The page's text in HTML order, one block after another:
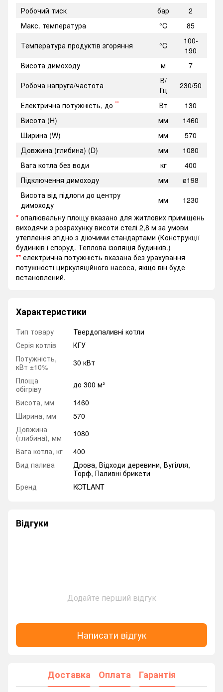
Робочий тиск
бар
2
Макс. температура
°C
85
Температура продуктів згоряння
°C
100-
190
Висота димоходу
м
7
Робоча напруга/частота
В/
Гц
230/50
Електрична потужність, до ** Вт
130
Висота (H)
мм
1460
Ширина (W)
мм
570
Довжина (глибина) (D)
мм
1080
Вага котла без води
кг
400
Підключення димоходу
мм
ø198
Висота від підлоги до центру
димоходу
мм
1230
* опалювальну площу вказано для житлових приміщень
виходячи з розрахунку висоти стелі 2,8 м за умови
утеплення згідно з діючими стандартами (Конструкції
будинків і споруд. Теплова ізоляція будинків.)
** електрична потужність вказана без урахування
потужності циркуляційного насоса, якщо він буде
встановлений.
Характеристики
Тип товару
Твердопаливні котли
Серія котлів
КГУ
Потужність,
кВт ±10%
30 кВт
Площа
обігріву
до 300 м²
Висота, мм
1460
Ширина, мм
570
Довжина
(глибина), мм
1080
Вага котла, кг
400
Вид палива
Дрова, Відходи деревини, Вугілля,
Торф, Паливні брикети
Бренд
KOTLANT
Відгуки
Додайте перший відгук
Написати відгук
Доставка Оплата Гарантія